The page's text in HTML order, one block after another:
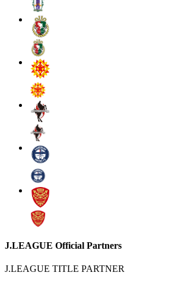
J.LEAGUE Official Partners
J.LEAGUE TITLE PARTNER